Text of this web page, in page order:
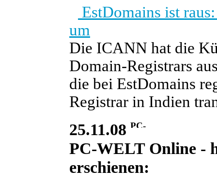
EstDomains ist
um
Die ICANN hat die
Domain-Registrars
die bei EstDomains
Registrar in Indien
25.11.08
PC-WELT Online -
erschienen: